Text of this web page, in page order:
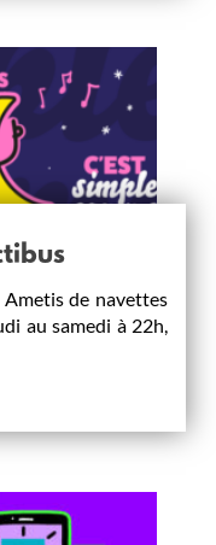
de navettes
au samedi à 22h,